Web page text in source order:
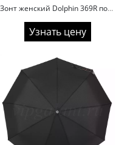
Зонт женский Dolphin 369R полиэстер
Узнать цену